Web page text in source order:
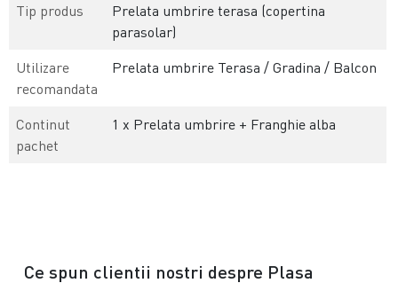
Tip produs
Prelata umbrire terasa (copertina
parasolar)
Utilizare
recomandata
Prelata umbrire Terasa / Gradina / Balcon
Continut
pachet
1 x Prelata umbrire + Franghie alba
Ce spun clientii nostri despre Plasa